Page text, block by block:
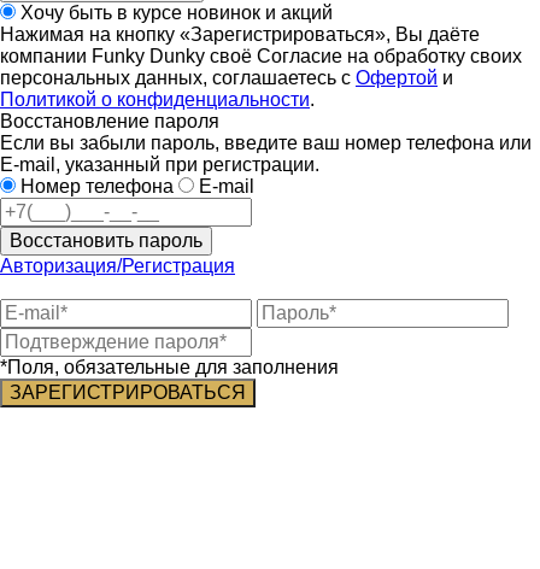
Хочу быть в курсе новинок и акций
Нажимая на кнопку «Зарегистрироваться», Вы даёте
компании Funky Dunky своё Согласие на обработку своих
персональных данных, соглашаетесь с Офертой и
Политикой о конфиденциальности.
Восстановление пароля
Если вы забыли пароль, введите ваш номер телефона или
E-mail, указанный при регистрации.
Номер телефона
E-mail
Восстановить пароль
Авторизация/Регистрация
*Поля, обязательные для заполнения